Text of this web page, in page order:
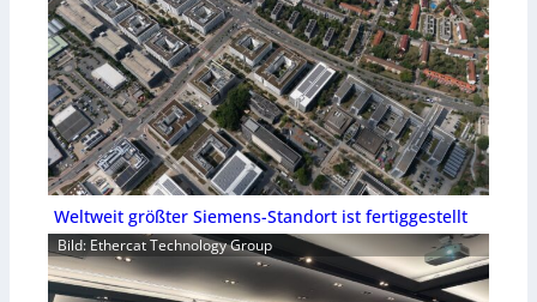
Weltweit größter Siemens-Standort ist fertiggestellt
Bild: Ethercat Technology Group